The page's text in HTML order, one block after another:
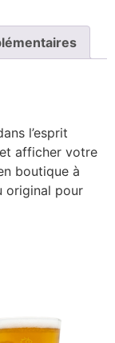
l’esprit
afficher votre
boutique à
original pour